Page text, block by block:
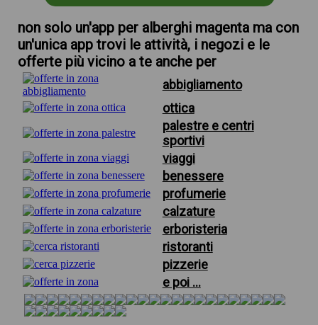
non solo un'app per alberghi magenta ma con
un'unica app trovi le attività, i negozi e le
offerte più vicino a te anche per
abbigliamento
ottica
palestre e centri
sportivi
viaggi
benessere
profumerie
calzature
erboristeria
ristoranti
pizzerie
e poi ...